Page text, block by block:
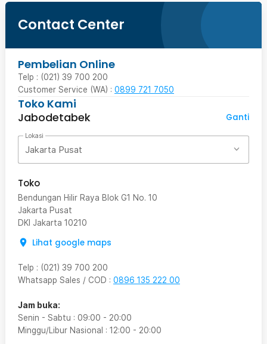
Contact Center
Pembelian Online
Telp : (021) 39 700 200
Customer Service (WA) : 0899 721 7050
Toko Kami
Jabodetabek
Ganti
Lokasi
Jakarta Pusat
Toko
Bendungan Hilir Raya Blok G1 No. 10
Jakarta Pusat
DKI Jakarta 10210
Lihat google maps
Telp : (021) 39 700 200
Whatsapp Sales / COD : 0896 135 222 00
Jam buka:
Senin - Sabtu : 09:00 - 20:00
Minggu/Libur Nasional : 12:00 - 20:00